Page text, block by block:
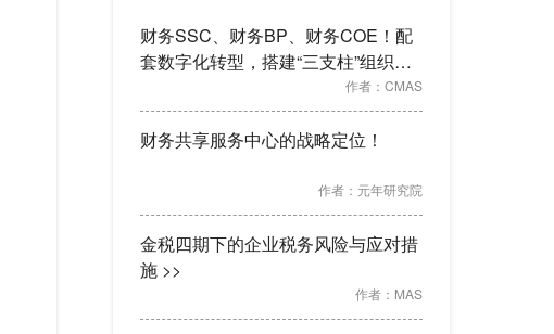
财务SSC、财务BP、财务COE！配
套数字化转型，搭建“三支柱”组织架
作者： CMAS
财务共享服务中心的战略定位！
作者： 元年研究院
金税四期下的企业税务风险与应对措
施 >>
作者： MAS